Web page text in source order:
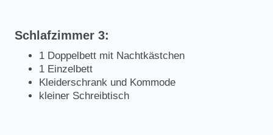
Schlafzimmer 3:
1 Doppelbett mit Nachtkästchen
1 Einzelbett
Kleiderschrank und Kommode
kleiner Schreibtisch